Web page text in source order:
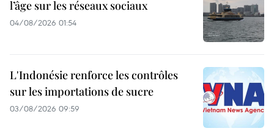
l’âge sur les réseaux sociaux
04/08/2026 01:54
L'Indonésie renforce les contrôles
sur les importations de sucre
03/08/2026 09:59